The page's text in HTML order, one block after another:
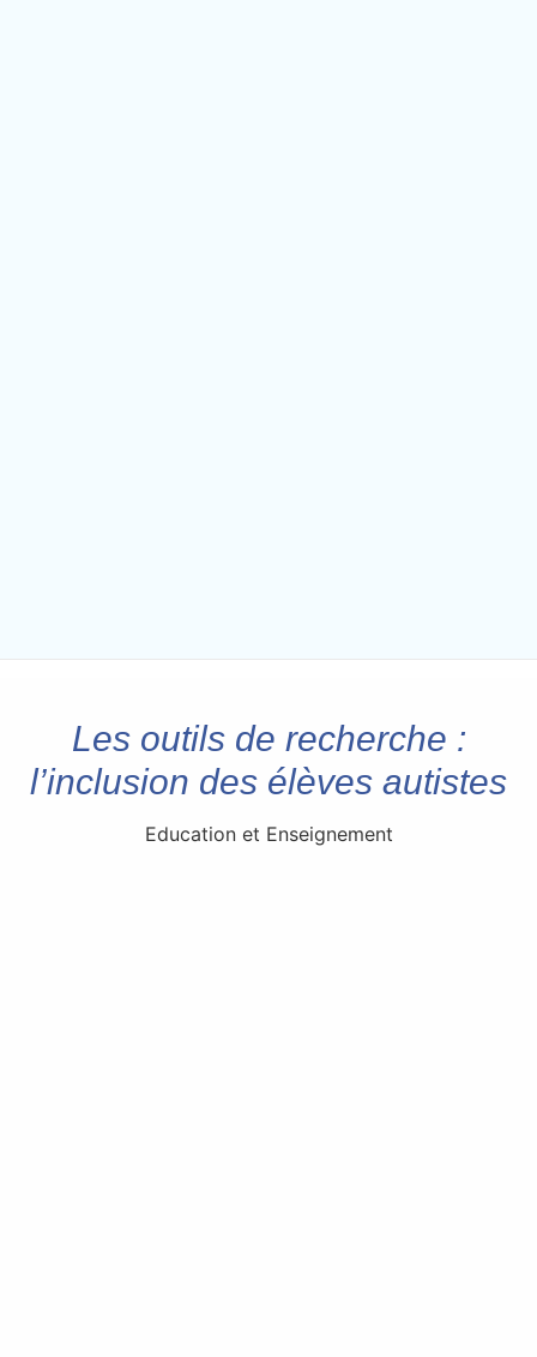
Les outils de recherche :
l’inclusion des élèves autistes
Education et Enseignement